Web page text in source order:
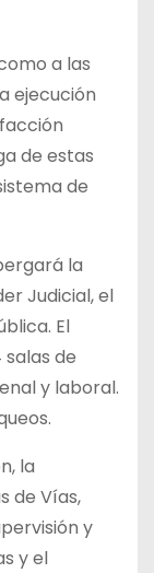
a las
ejecución
de estas
de
la
Judicial, el
El
de
y laboral.
la
de Vías,
y
y el